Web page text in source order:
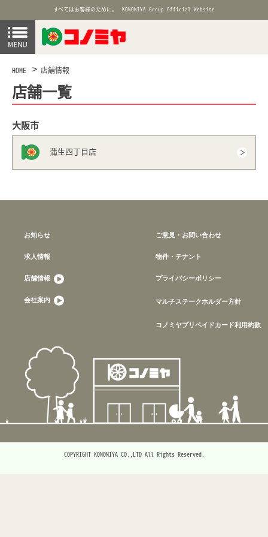
すべてはお客様のために。 KONOMIYA Group Official Website
HOME 店舗情報
店舗一覧
大阪市
蒲生四丁目店
お知らせ
求人情報
店舗情報
会社案内
ご意見・お問い合わせ
物件・テナント
プライバシーポリシー
マルチステークホルダー方針
コノミヤプリペイドカード利用約款
COPYRIGHT KONOMIYA CO.,LTD All Rights Reserved.